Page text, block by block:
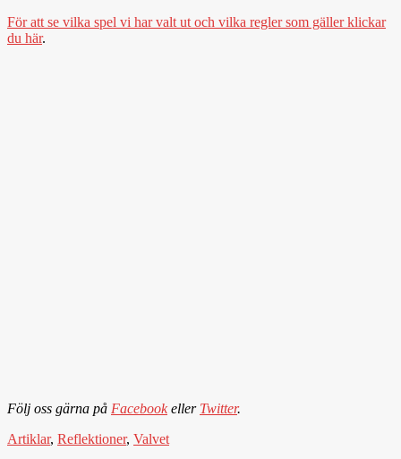
För att se vilka spel vi har valt ut och vilka regler som gäller klickar
du här.
Följ oss gärna på Facebook eller Twitter.
Artiklar, Reflektioner, Valvet